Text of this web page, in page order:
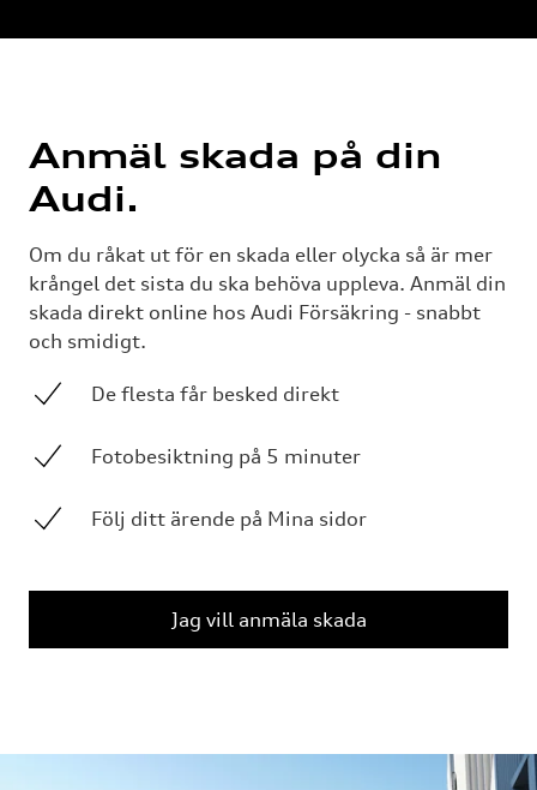
Anmäl skada på din
Audi.
Om du råkat ut för en skada eller olycka så är mer
krångel det sista du ska behöva uppleva. Anmäl din
skada direkt online hos Audi Försäkring - snabbt
och smidigt.
De flesta får besked direkt
Fotobesiktning på 5 minuter
Följ ditt ärende på Mina sidor
Jag vill anmäla skada